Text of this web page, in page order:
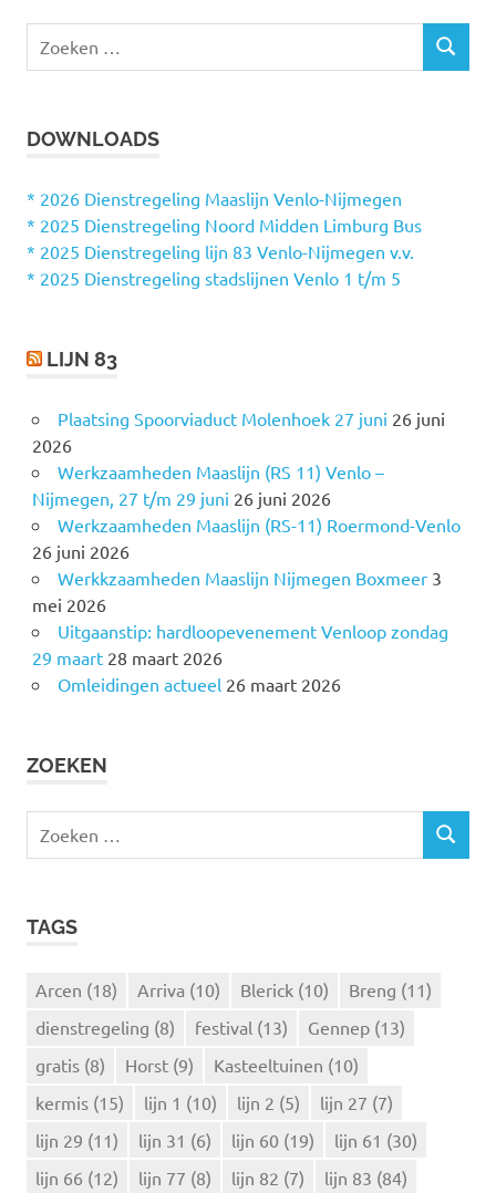
e
n
a
a
r
Z
DOWNLOADS
* 2026 Dienstregeling Maaslijn Venlo-Nijmegen
* 2025 Dienstregeling Noord Midden Limburg Bus
* 2025 Dienstregeling lijn 83 Venlo-Nijmegen v.v.
* 2025 Dienstregeling stadslijnen Venlo 1 t/m 5
LIJN 83
Plaatsing Spoorviaduct Molenhoek 27 juni 26 juni
2026
Werkzaamheden Maaslijn (RS 11) Venlo –
Nijmegen, 27 t/m 29 juni 26 juni 2026
Werkzaamheden Maaslijn (RS-11) Roermond-Venlo
26 juni 2026
Werkkzaamheden Maaslijn Nijmegen Boxmeer 3
mei 2026
Uitgaanstip: hardloopevenement Venloop zondag
29 maart 28 maart 2026
Omleidingen actueel 26 maart 2026
ZOEKEN
e
Z
TAGS
Arcen (18) Arriva (10) Blerick (10) Breng (11)
dienstregeling (8) festival (13) Gennep (13)
gratis (8) Horst (9) Kasteeltuinen (10)
kermis (15) lijn 1 (10) lijn 2 (5) lijn 27 (7)
lijn 29 (11) lijn 31 (6) lijn 60 (19) lijn 61 (30)
lijn 66 (12) lijn 77 (8) lijn 82 (7) lijn 83 (84)